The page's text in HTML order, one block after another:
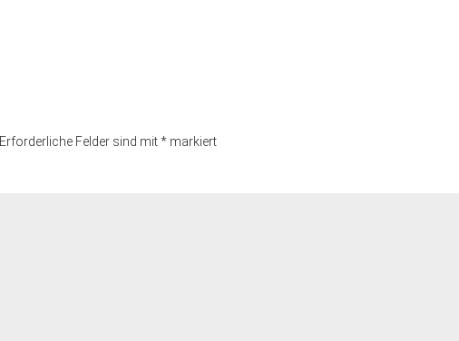
Erforderliche Felder sind mit* markiert